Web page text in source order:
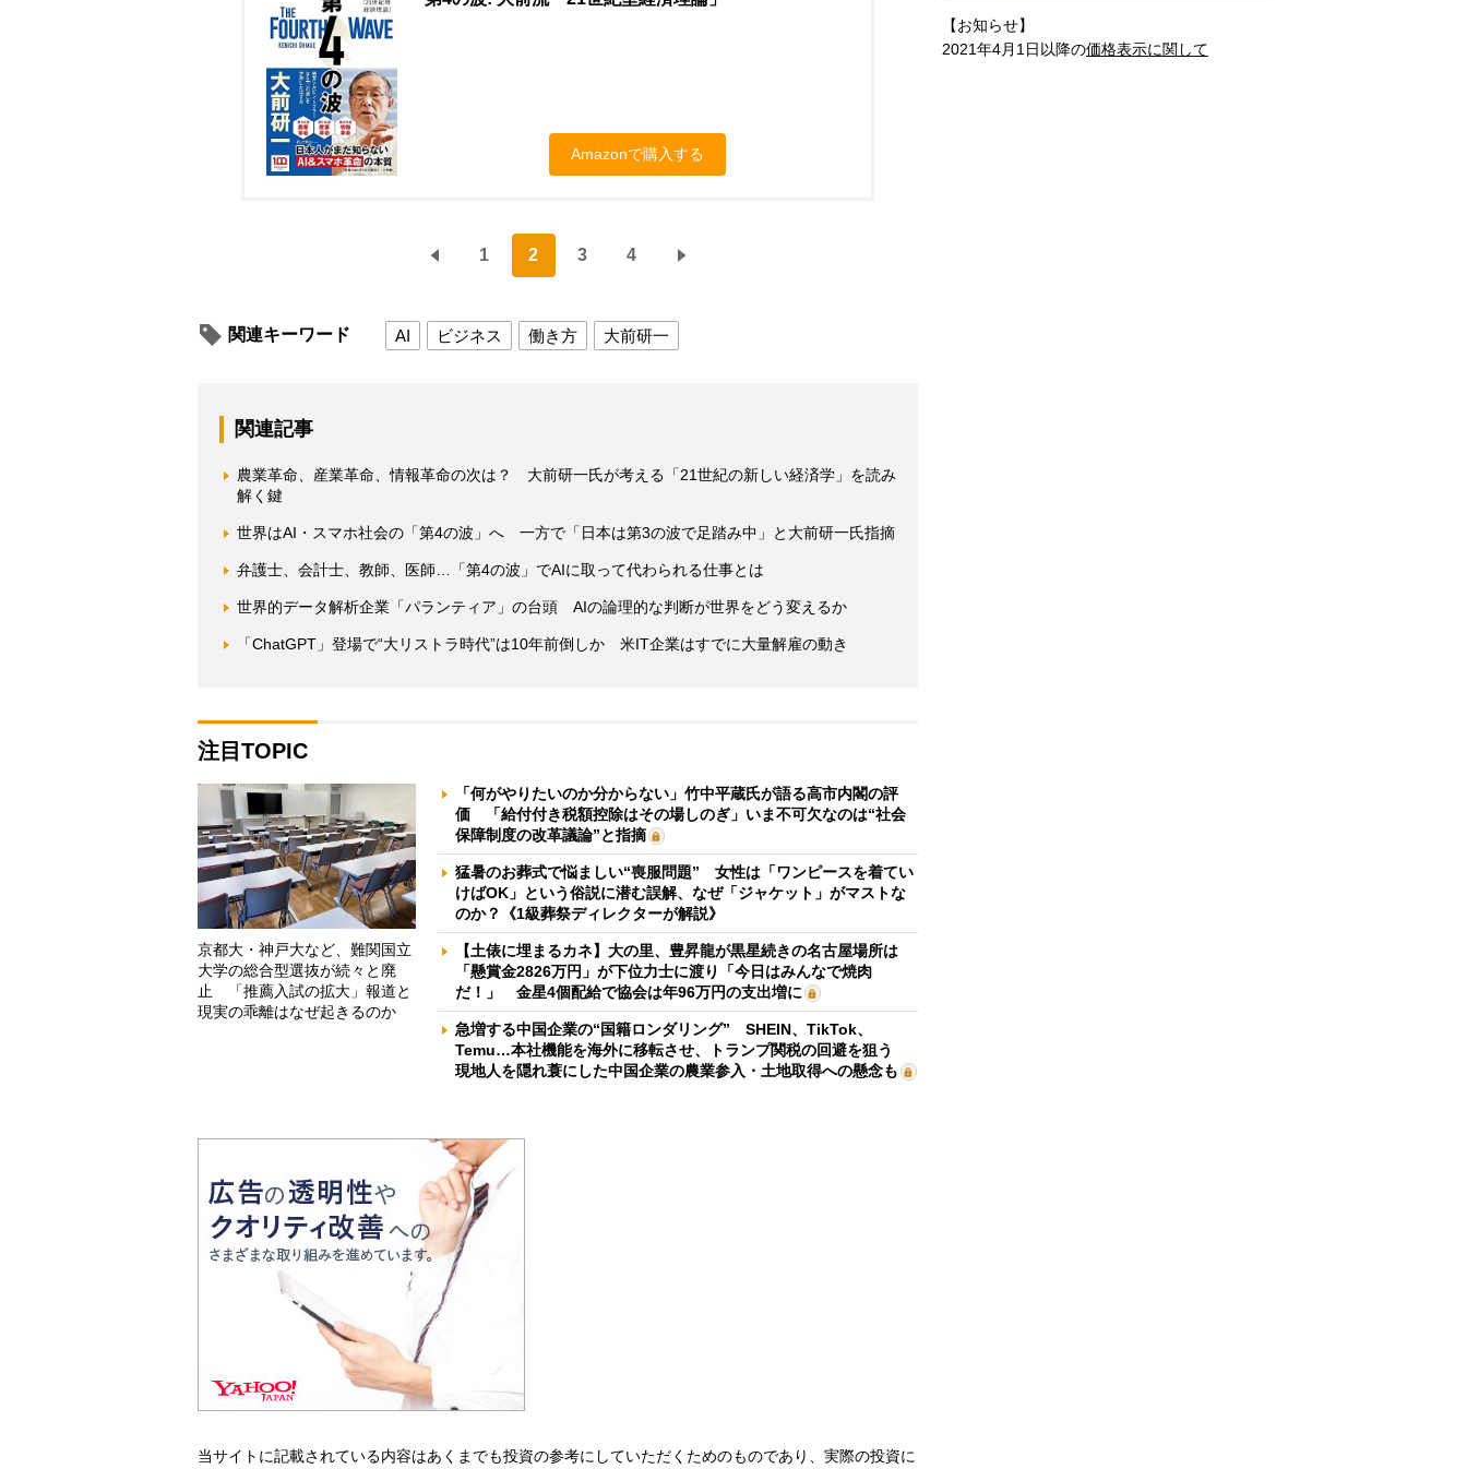
Amazonで購入する
1 2 3 4
関連キーワード AI ビジネス 働き方 大前研一
関連記事
農業革命、産業革命、情報革命の次は？ 大前研一氏が考える「21世紀の新しい経済学」を読み
解く鍵
世界はAI・スマホ社会の「第4の波」へ 一方で「日本は第3の波で足踏み中」と大前研一氏指摘
弁護士、会計士、教師、医師…「第4の波」でAIに取って代わられる仕事とは
世界的データ解析企業「パランティア」の台頭 AIの論理的な判断が世界をどう変えるか
「ChatGPT」登場で“大リストラ時代”は10年前倒しか 米IT企業はすでに大量解雇の動き
注目TOPIC
京都大・神戸大など、難関国立
大学の総合型選抜が続々と廃
止 「推薦入試の拡大」報道と
現実の乖離はなぜ起きるのか
「何がやりたいのか分からない」竹中平蔵氏が語る高市内閣の評
価 「給付付き税額控除はその場しのぎ」いま不可欠なのは“社会
保障制度の改革議論”と指摘
猛暑のお葬式で悩ましい“喪服問題” 女性は「ワンピースを着てい
けばOK」という俗説に潜む誤解、なぜ「ジャケット」がマストな
のか？《1級葬祭ディレクターが解説》
【土俵に埋まるカネ】大の里、豊昇龍が黒星続きの名古屋場所は
「懸賞金2826万円」が下位力士に渡り「今日はみんなで焼肉
だ！」 金星4個配給で協会は年96万円の支出増に
急増する中国企業の“国籍ロンダリング” SHEIN、TikTok、
Temu…本社機能を海外に移転させ、トランプ関税の回避を狙う
現地人を隠れ蓑にした中国企業の農業参入・土地取得への懸念も
当サイトに記載されている内容はあくまでも投資の参考にしていただくためのものであり、実際の投資に
【お知らせ】
2021年4月1日以降の価格表示に関して